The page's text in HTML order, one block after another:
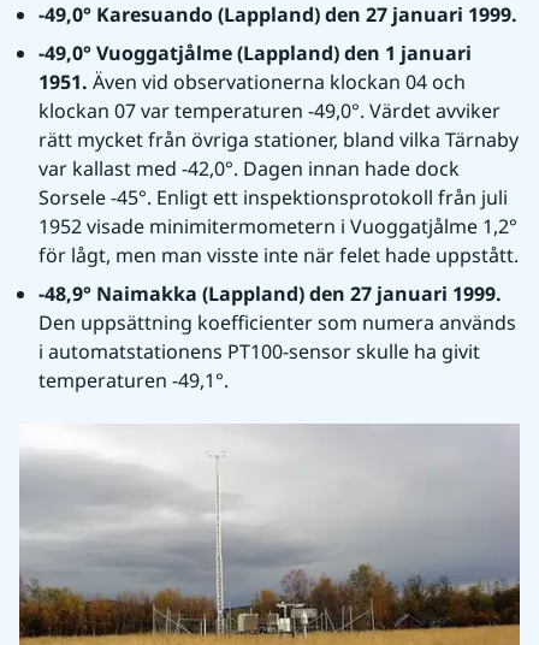
-49,0° Karesuando (Lappland) den 27 januari 1999.
-49,0° Vuoggatjålme (Lappland) den 1 januari
1951. Även vid observationerna klockan 04 och
klockan 07 var temperaturen -49,0°. Värdet avviker
rätt mycket från övriga stationer, bland vilka Tärnaby
var kallast med -42,0°. Dagen innan hade dock
Sorsele -45°. Enligt ett inspektionsprotokoll från juli
1952 visade minimitermometern i Vuoggatjålme 1,2°
för lågt, men man visste inte när felet hade uppstått.
Den uppsättning koefficienter som numera används
i automatstationens PT100-sensor skulle ha givit
temperaturen -49,1°.